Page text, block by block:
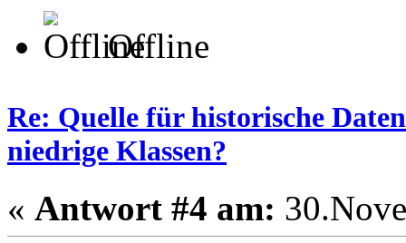
Offline
Re: Quelle für historische
niedrige Klassen?
« Antwort #4 am: